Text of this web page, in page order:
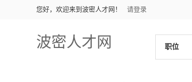
您好，欢迎来到波密人才网！ 请登录
波密人才网 职位